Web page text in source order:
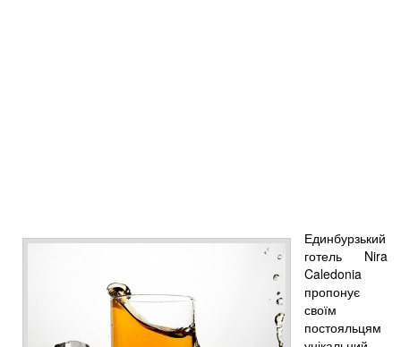
Единбурзький
готель Nira
Caledonia
пропонує
своїм
постояльцям